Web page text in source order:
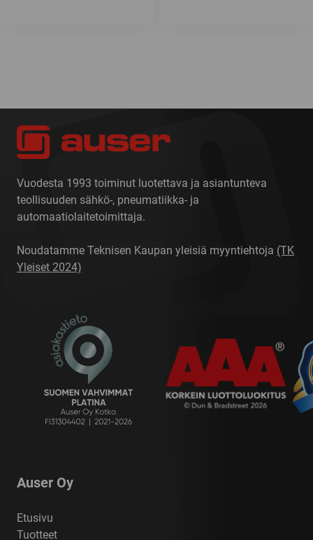
Vuodesta 1993 toiminut luotettava ja asiantunteva
teollisuuden sähkö-, pneumatiikka- ja
automaatiolaitetoimittaja.
Noudatamme Teknisen Kaupan yleisiä myyntiehtoja (TK
Yleiset 2024)
Auser Oy
Etusivu
Tuotteet